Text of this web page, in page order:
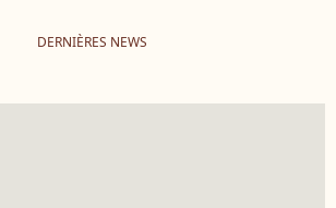
DERNIÈRES NEWS